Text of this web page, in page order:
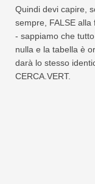
Quindi devi capire,
sempre, FALSE
- sappiamo che
nulla e la tabella è
darà lo stesso
CERCA.VERT.